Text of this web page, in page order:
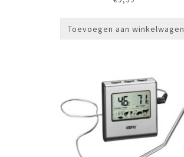
Toevoegen aan winkelwagen